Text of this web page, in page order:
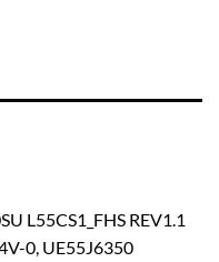
L55CS1_FHS REV1.1
0, UE55J6350